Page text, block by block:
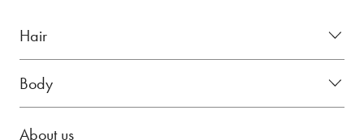
Hair
Body
About us